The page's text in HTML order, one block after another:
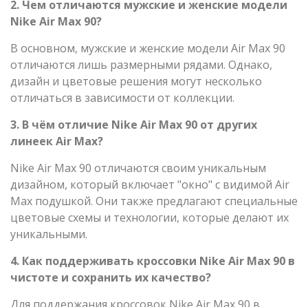
2. Чем отличаются мужские и женские модели
Nike Air Max 90?
В основном, мужские и женские модели Air Max 90
отличаются лишь размерными рядами. Однако,
дизайн и цветовые решения могут несколько
отличаться в зависимости от коллекции.
3. В чём отличие Nike Air Max 90 от других
линеек Air Max?
Nike Air Max 90 отличаются своим уникальным
дизайном, который включает "окно" с видимой Air
Max подушкой. Они также предлагают специальные
цветовые схемы и технологии, которые делают их
уникальными.
4. Как поддерживать кроссовки Nike Air Max 90 в
чистоте и сохранить их качество?